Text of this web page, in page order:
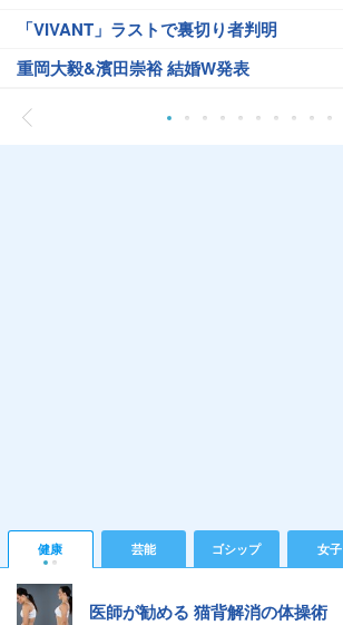
「VIVANT」ラストで裏切り者判明
重岡大毅&濱田崇裕 結婚W発表
健康 芸能 ゴシップ 女子
医師が勧める 猫背解消の体操術